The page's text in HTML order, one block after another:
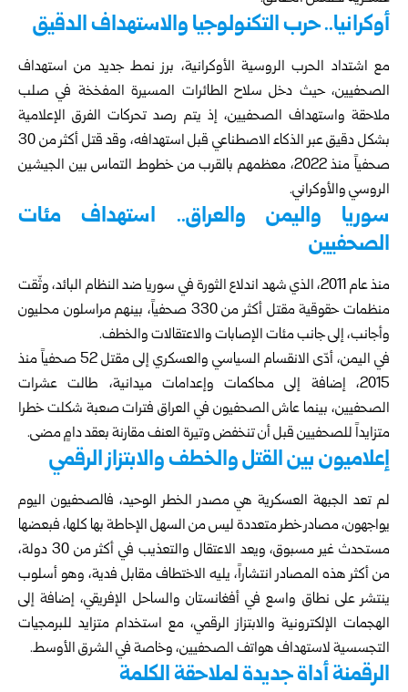
أوكرانيا.. حرب التكنولوجيا والاستهداف الدقيق
مع اشتداد الحرب الروسية الأوكرانية، برز نمط جديد من استهداف
الصحفيين، حيث دخل سلاح الطائرات المسيرة المفخخة في صلب
ملاحقة واستهداف الصحفيين، إذ يتم رصد تحركات الفرق الإعلامية
بشكل دقيق عبر الذكاء الاصطناعي قبل استهدافه، وقد قتل أكثر من 30
صحفياً منذ 2022، معظمهم بالقرب من خطوط التماس بين الجيشين
الروسي والأوكراني.
سوريا واليمن والعراق.. استهداف مئات
الصحفيين
منذ عام 2011، الذي شهد اندلاع الثورة في سوريا ضد النظام البائد، وثّقت
منظمات حقوقية مقتل أكثر من 330 صحفياً، بينهم مراسلون محليون
وأجانب، إلى جانب مئات الإصابات والاعتقالات والخطف.
في اليمن، أدّى الانقسام السياسي والعسكري إلى مقتل 52 صحفياً منذ
2015، إضافة إلى محاكمات وإعدامات ميدانية، طالت عشرات
الصحفيين، بينما عاش الصحفيون في العراق فترات صعبة شكلت خطرا
متزايداً للصحفيين قبل أن تنخفض وتيرة العنف مقارنة بعقد دامٍ مضى.
إعلاميون بين القتل والخطف والابتزاز الرقمي
لم تعد الجبهة العسكرية هي مصدر الخطر الوحيد، فالصحفيون اليوم
يواجهون، مصادر خطر متعددة ليس من السهل الإحاطة بها كلها، فبعضها
مستحدث غير مسبوق، ويعد الاعتقال والتعذيب في أكثر من 30 دولة،
من أكثر هذه المصادر انتشاراً، يليه الاختطاف مقابل فدية، وهو أسلوب
ينتشر على نطاق واسع في أفغانستان والساحل الإفريقي، إضافة إلى
الهجمات الإلكترونية والابتزاز الرقمي، مع استخدام متزايد للبرمجيات
التجسسية لاستهداف هواتف الصحفيين، وخاصة في الشرق الأوسط.
الرقمنة أداة جديدة لملاحقة الكلمة